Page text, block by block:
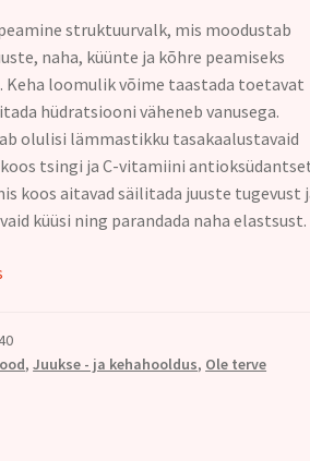
on:
35.00€.
struktuurvalk, mis moodustab
naha, küünte ja kõhre peamiseks
Keha loomulik võime taastada toetavat
hüdratsiooni väheneb vanusega.
olulisi lämmastikku tasakaalustavaid
tsingi ja C-vitamiini
koos aitavad säilitada juuste tugevust
küüsi ning parandada naha elastsust.
,Juukse - ja kehahooldus, Ole terve